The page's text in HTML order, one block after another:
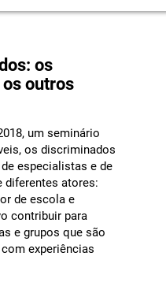
os
outros
um seminário
os discriminados
especialistas e de
diferentes atores:
de escola e
contribuir para
e grupos que são
experiências